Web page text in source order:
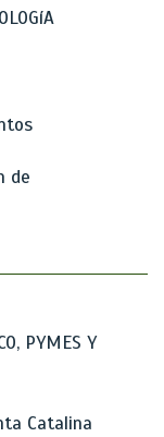
de
PYMES Y
Catalina